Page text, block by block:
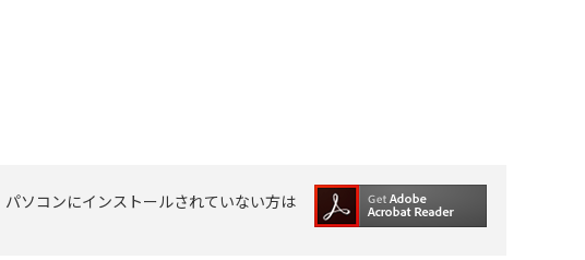
パソコンにインストールされていない方は